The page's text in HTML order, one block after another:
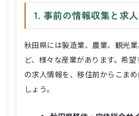
1. 事前の情報収集と求
秋田県には製造業、農業、観光
ど、様々な産業があります。希
の求人情報を、移住前からこま
しょう。